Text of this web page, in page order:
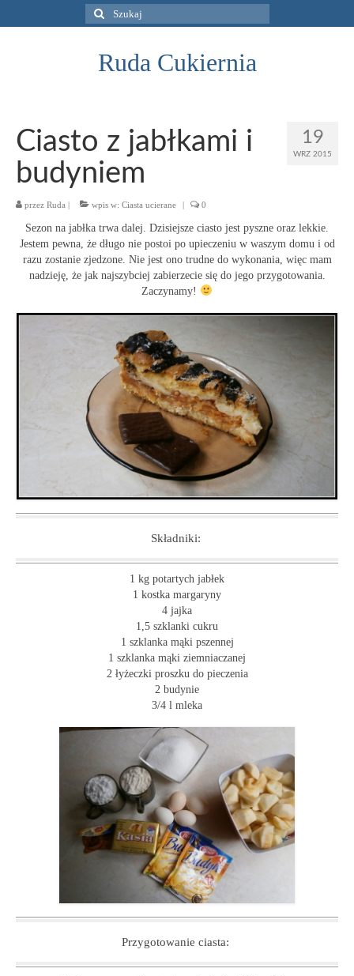
Szuklaj
w:
Ruda Cukiernia
19
WRZ 2015
Ciasto z jabłkami i
budyniem
przez Ruda | wpis w: Ciasta ucierane | 0
Sezon na jabłka trwa dalej. Dzisiejsze ciasto jest pyszne oraz lekkie.
Jestem pewna, że długo nie postoi po upieczeniu w waszym domu i od
razu zostanie zjedzone. Nie jest ono trudne do wykonania, więc mam
nadzieję, że jak najszybciej zabierzecie się do jego przygotowania.
Zaczynamy!
Składniki:
1 kg potartych jabłek
1 kostka margaryny
4 jajka
1,5 szklanki cukru
1 szklanka mąki pszennej
1 szklanka mąki ziemniaczanej
2 łyżeczki proszku do pieczenia
2 budynie
3/4 l mleka
Przygotowanie ciasta: